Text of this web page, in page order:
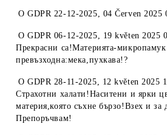
OGDPR 22-12-2025, 04 Červen 2025
OGDPR 06-12-2025, 19 květen 2025
Прекрасни са!Материята-микропамук
превъзходна:мека,пухкава!?
OGDPR 28-11-2025, 12 květen 2025
Страхотни халати!Наситени и ярки
материя,която съхне бързо!Взех и за
Препоръчвам!